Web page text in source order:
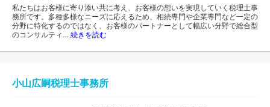
私たちはお客様に寄り添い共に考え、お客様の想いを実現していく税理士事
務所です。多種多様なニーズに応えるため、相続専門や企業専門など一定の
分野に特化するのではなく、お客様のパートナーとして幅広い分野で総合型
のコンサルティ… 続きを読む
小山広嗣税理士事務所